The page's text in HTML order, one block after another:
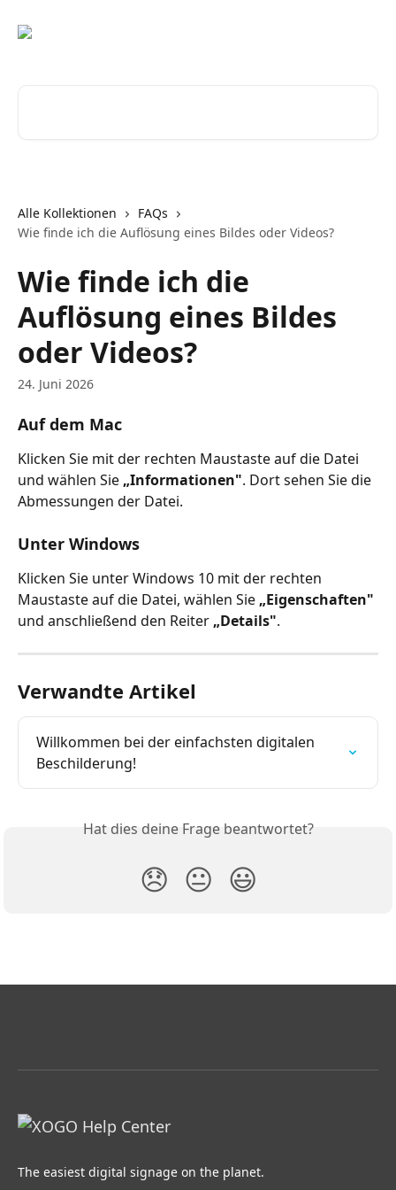
Alle Kollektionen
FAQs
Wie finde ich die Auflösung eines Bildes oder Videos?
Wie finde ich die
Auflösung eines Bildes
oder Videos?
24. Juni 2026
Auf dem Mac
Klicken Sie mit der rechten Maustaste auf die Datei
und wählen Sie „Informationen". Dort sehen Sie die
Abmessungen der Datei.
Unter Windows
Klicken Sie unter Windows 10 mit der rechten
Maustaste auf die Datei, wählen Sie „Eigenschaften"
und anschließend den Reiter „Details".
Verwandte Artikel
Willkommen bei der einfachsten digitalen
Beschilderung!
Hat dies deine Frage beantwortet?
😞 😐 😃
The easiest digital signage on the planet.